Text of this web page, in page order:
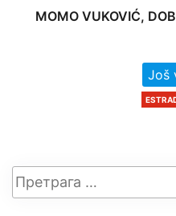
MOMO VUKOVIĆ,
Još